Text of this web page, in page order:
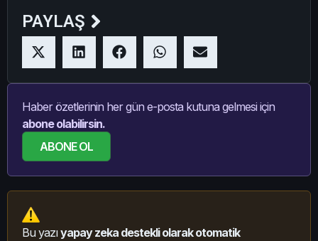
PAYLAŞ
Haber özetlerinin her gün e-posta kutuna gelmesi için
abone olabilirsin.
ABONE OL
Bu yazıyapay zeka destekli olarak otomatik